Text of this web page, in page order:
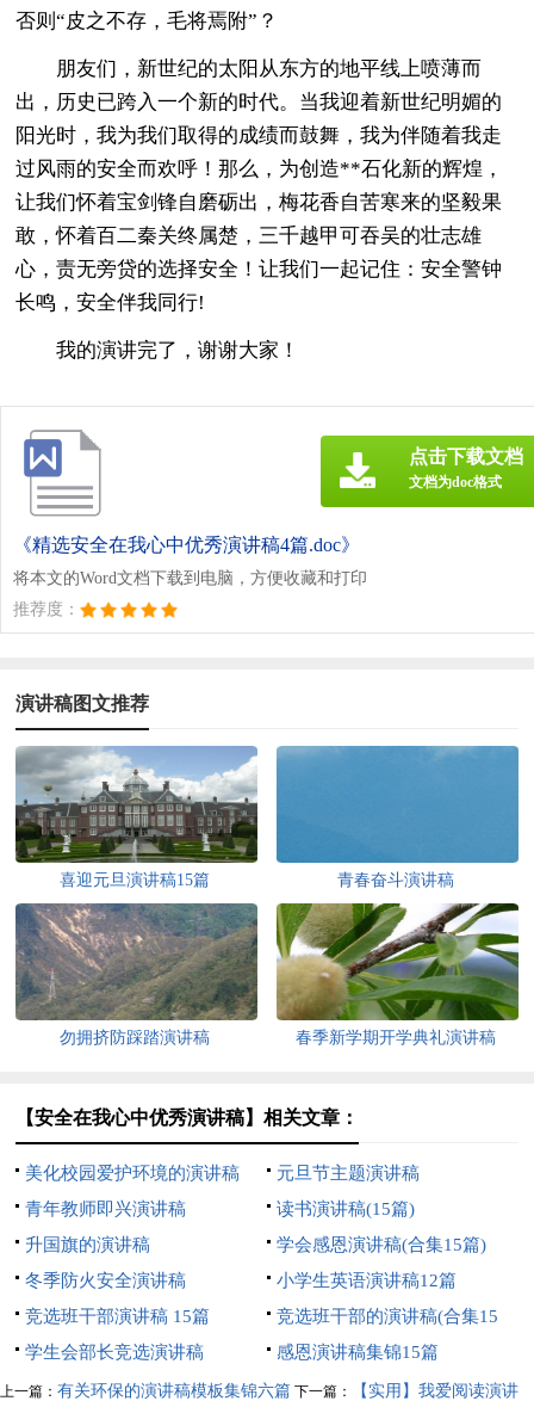
否则“皮之不存，毛将焉附”？
朋友们，新世纪的太阳从东方的地平线上喷薄而
出，历史已跨入一个新的时代。当我迎着新世纪明媚的
阳光时，我为我们取得的成绩而鼓舞，我为伴随着我走
过风雨的安全而欢呼！那么，为创造**石化新的辉煌，
让我们怀着宝剑锋自磨砺出，梅花香自苦寒来的坚毅果
敢，怀着百二秦关终属楚，三千越甲可吞吴的壮志雄
心，责无旁贷的选择安全！让我们一起记住：安全警钟
长鸣，安全伴我同行!
我的演讲完了，谢谢大家！
《精选安全在我心中优秀演讲稿4篇.doc》
将本文的Word文档下载到电脑，方便收藏和打印
推荐度：
点击下载文档
文档为doc格式
演讲稿图文推荐
喜迎元旦演讲稿15篇 青春奋斗演讲稿
勿拥挤防踩踏演讲稿 春季新学期开学典礼演讲稿
【安全在我心中优秀演讲稿】相关文章：
美化校园爱护环境的演讲稿
元旦节主题演讲稿
青年教师即兴演讲稿
读书演讲稿(15篇)
升国旗的演讲稿
学会感恩演讲稿(合集15篇)
冬季防火安全演讲稿
小学生英语演讲稿12篇
竞选班干部演讲稿 15篇
竞选班干部的演讲稿(合集15
篇)
学生会部长竞选演讲稿 感恩演讲稿集锦15篇
上一篇： 有关环保的演讲稿模板集锦六篇 下一篇： 【实用】我爱阅读演讲